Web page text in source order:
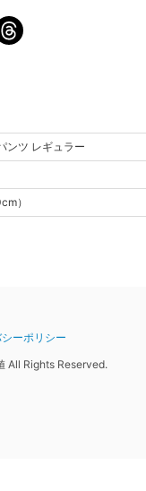
ンツ レギュラー
）
ーポリシー
All Rights Reserved.